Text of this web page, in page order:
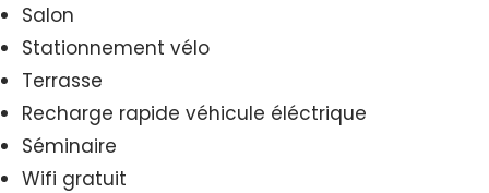
Salon
Stationnement vélo
Terrasse
Recharge rapide véhicule éléctrique
Séminaire
Wifi gratuit